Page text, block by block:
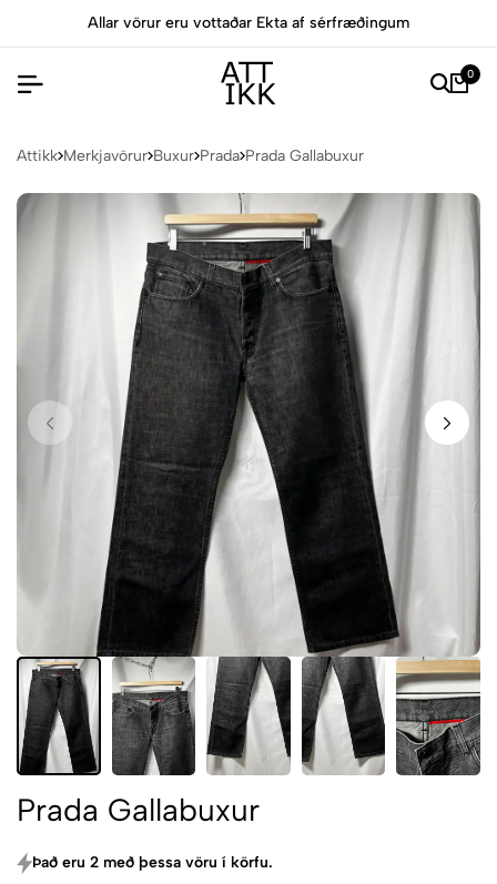
Allar vörur eru vottaðar Ekta af sérfræðingum
0
Attikk Merkjavörur Buxur Prada Prada Gallabuxur
Prada Gallabuxur
Það eru 2 með þessa vöru í körfu.